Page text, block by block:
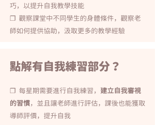
巧，以提升自我教學技能
❐ 觀察課堂中不同學生的身體條件，觀察老
師如何提供協助，汲取更多的教學經驗
點解有自我練習部分？
❐ ​ 每星期需要進行自我練習， 建立自我審視
的習慣，並且讓老師進行評估，課後也能獲取
導師評價，提升自我